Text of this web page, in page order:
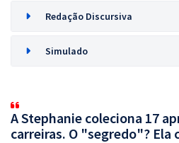
Redação Discursiva
Simulado
A Stephanie coleciona 17
carreiras. O "segredo"? Ela